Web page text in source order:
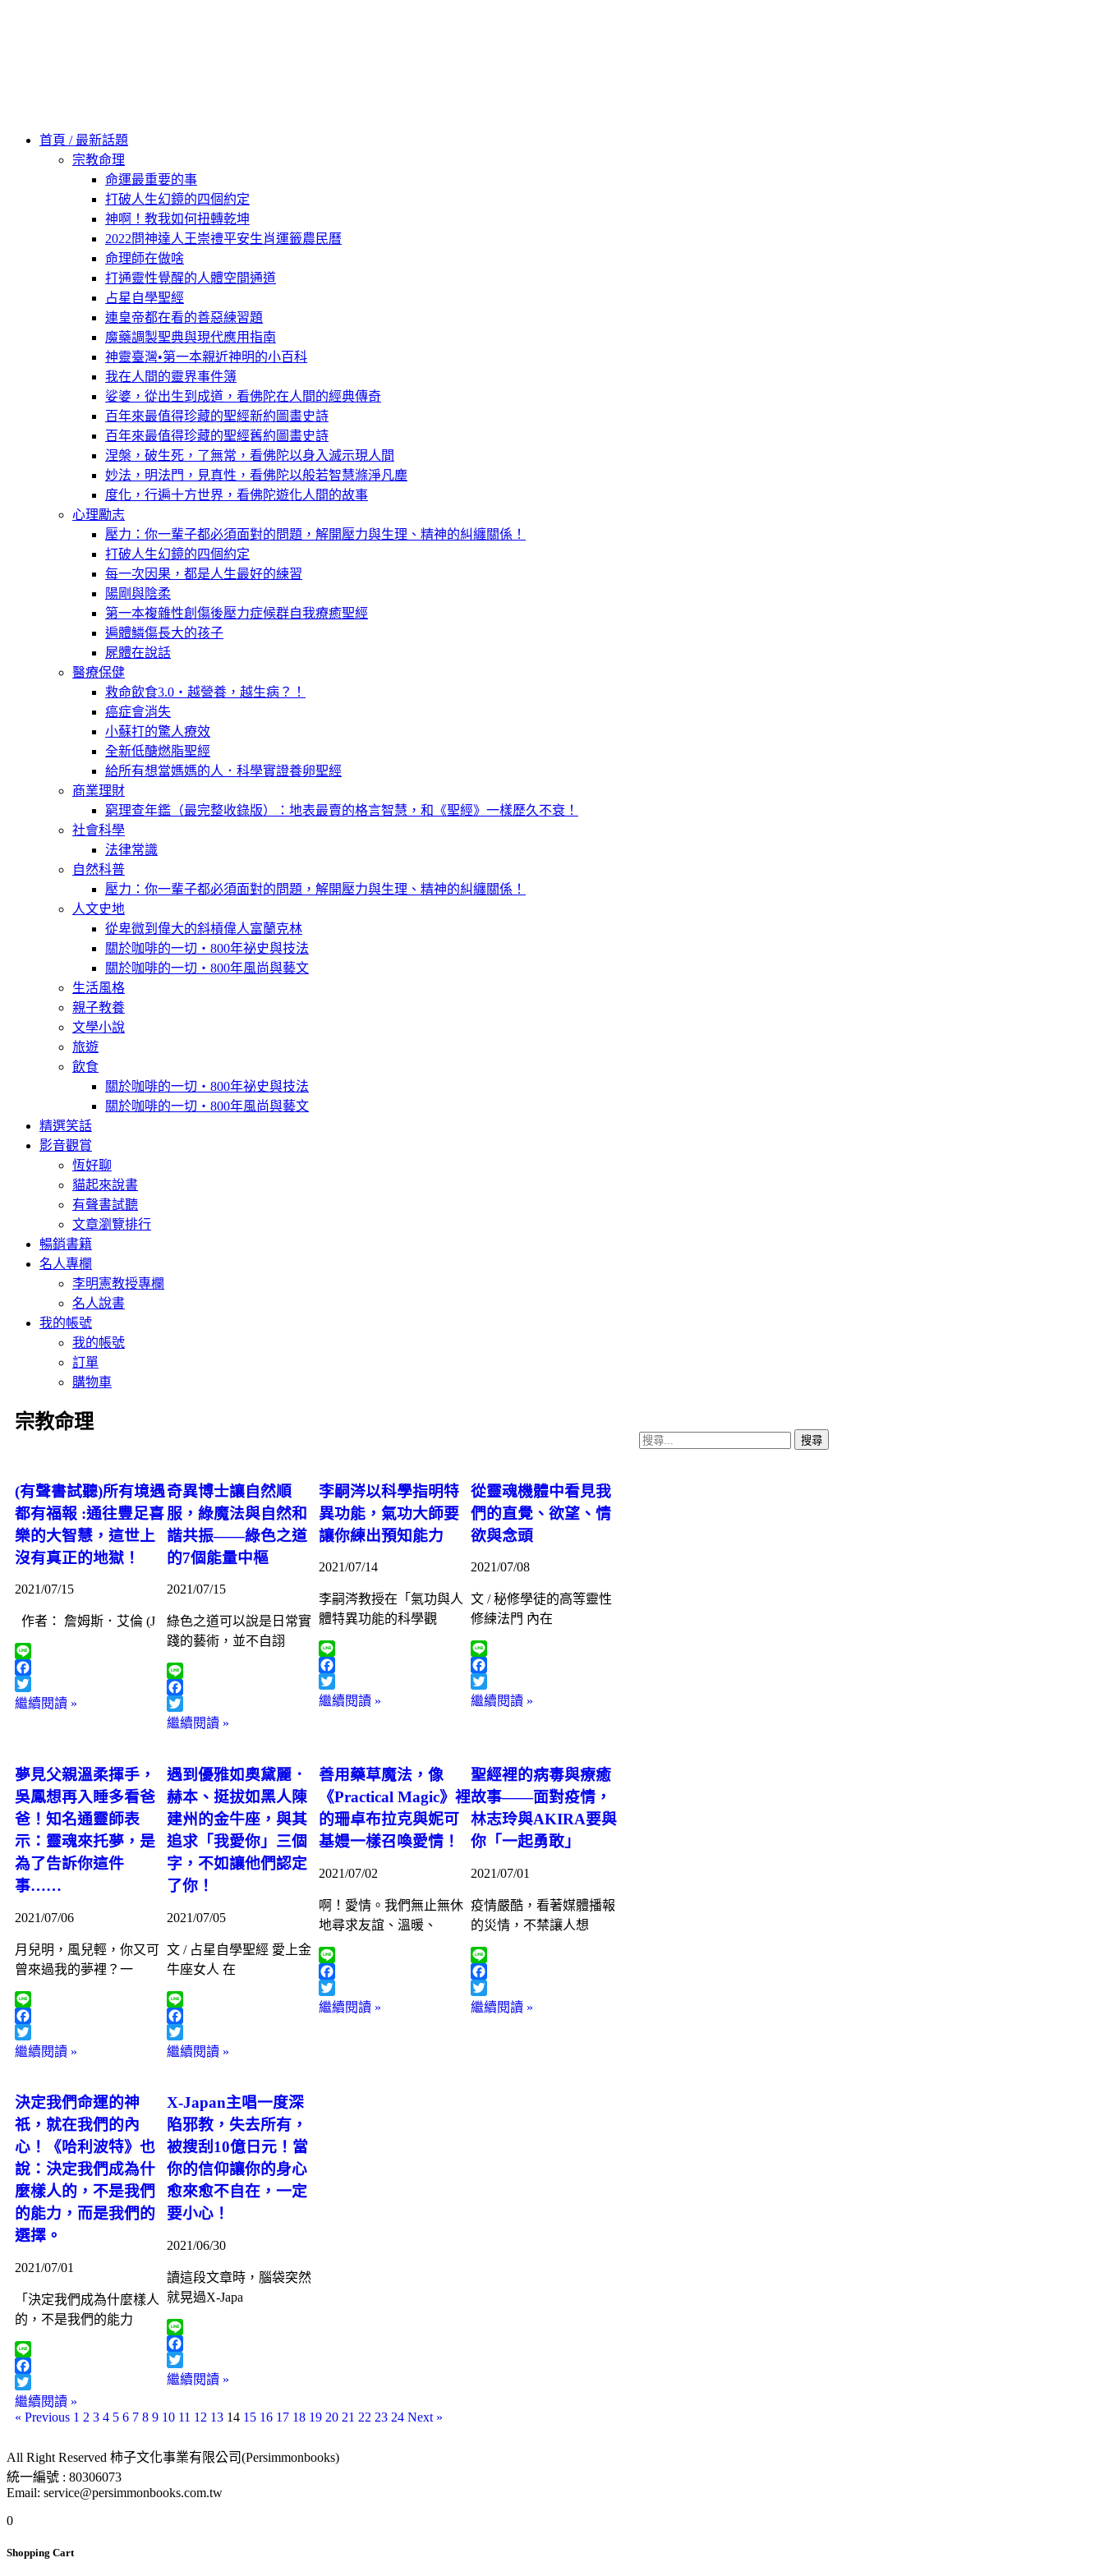
首頁 / 最新話題
宗教命理
命運最重要的事
打破人生幻鏡的四個約定
神啊！教我如何扭轉乾坤
2022問神達人王崇禮平安生肖運籤農民曆
命理師在做啥
打通靈性覺醒的人體空間通道
占星自學聖經
連皇帝都在看的善惡練習題
魔藥調製聖典與現代應用指南
神靈臺灣•第一本親近神明的小百科
我在人間的靈界事件簿
娑婆，從出生到成道，看佛陀在人間的經典傳奇
百年來最值得珍藏的聖經新約圖畫史詩
百年來最值得珍藏的聖經舊約圖畫史詩
涅槃，破生死，了無常，看佛陀以身入滅示現人間
妙法，明法門，見真性，看佛陀以般若智慧滌淨凡塵
度化，行遍十方世界，看佛陀遊化人間的故事
心理勵志
壓力：你一輩子都必須面對的問題，解開壓力與生理、精神的糾纏關係！
打破人生幻鏡的四個約定
每一次因果，都是人生最好的練習
陽剛與陰柔
第一本複雜性創傷後壓力症候群自我療癒聖經
遍體鱗傷長大的孩子
屍體在說話
醫療保健
救命飲食3.0‧越營養，越生病？！
癌症會消失
小蘇打的驚人療效
全新低醣燃脂聖經
給所有想當媽媽的人．科學實證養卵聖經
商業理財
窮理查年鑑（最完整收錄版）：地表最賣的格言智慧，和《聖經》一樣歷久不衰！
社會科學
法律常識
自然科普
壓力：你一輩子都必須面對的問題，解開壓力與生理、精神的糾纏關係！
人文史地
從卑微到偉大的斜槓偉人富蘭克林
關於咖啡的一切‧800年祕史與技法
關於咖啡的一切‧800年風尚與藝文
生活風格
親子教養
文學小說
旅遊
飲食
關於咖啡的一切‧800年祕史與技法
關於咖啡的一切‧800年風尚與藝文
精選笑話
影音觀賞
恆好聊
貓起來說書
有聲書試聽
文章瀏覽排行
暢銷書籍
名人專欄
李明憲教授專欄
名人說書
我的帳號
我的帳號
訂單
購物車
宗教命理
(有聲書試聽)所有境遇
都有福報 :通往豐足喜
樂的大智慧，這世上
沒有真正的地獄！
2021/07/15
作者： 詹姆斯．艾倫 (J
Line
Facebook
Twitter
繼續閱讀 »
奇異博士讓自然順
服，綠魔法與自然和
諧共振——綠色之道
的7個能量中樞
2021/07/15
綠色之道可以說是日常實
踐的藝術，並不自詡
Line
Facebook
Twitter
繼續閱讀 »
李嗣涔以科學指明特
異功能，氣功大師要
讓你練出預知能力
2021/07/14
李嗣涔教授在「氣功與人
體特異功能的科學觀
Line
Facebook
Twitter
繼續閱讀 »
從靈魂機體中看見我
們的直覺、欲望、情
欲與念頭
2021/07/08
文 / 秘修學徒的高等靈性
修練法門 內在
Line
Facebook
Twitter
繼續閱讀 »
夢見父親溫柔揮手，
吳鳳想再入睡多看爸
爸！知名通靈師表
示：靈魂來托夢，是
為了告訴你這件
事……
2021/07/06
月兒明，風兒輕，你又可
曾來過我的夢裡？一
Line
Facebook
Twitter
繼續閱讀 »
遇到優雅如奧黛麗．
赫本、挺拔如黑人陳
建州的金牛座，與其
追求「我愛你」三個
字，不如讓他們認定
了你！
2021/07/05
文 / 占星自學聖經 愛上金
牛座女人 在
Line
Facebook
Twitter
繼續閱讀 »
善用藥草魔法，像
《Practical Magic》裡
的珊卓布拉克與妮可
基嫚一樣召喚愛情！
2021/07/02
啊！愛情。我們無止無休
地尋求友誼、溫暖、
Line
Facebook
Twitter
繼續閱讀 »
聖經裡的病毒與療癒
故事——面對疫情，
林志玲與AKIRA要與
你「一起勇敢」
2021/07/01
疫情嚴酷，看著媒體播報
的災情，不禁讓人想
Line
Facebook
Twitter
繼續閱讀 »
決定我們命運的神
祇，就在我們的內
心！《哈利波特》也
說：決定我們成為什
麼樣人的，不是我們
的能力，而是我們的
選擇。
2021/07/01
「決定我們成為什麼樣人
的，不是我們的能力
Line
Facebook
Twitter
繼續閱讀 »
X-Japan主唱一度深
陷邪教，失去所有，
被搜刮10億日元！當
你的信仰讓你的身心
愈來愈不自在，一定
要小心！
2021/06/30
讀這段文章時，腦袋突然
就晃過X-Japa
Line
Facebook
Twitter
繼續閱讀 »
« Previous 1 2 3 4 5 6 7 8 9 10 11 12 13 14 15 16 17 18 19 20 21 22 23 24 Next »
All Right Reserved 柿子文化事業有限公司(Persimmonbooks)
統一編號 : 80306073
Email: service@persimmonbooks.com.tw
0
Shopping Cart